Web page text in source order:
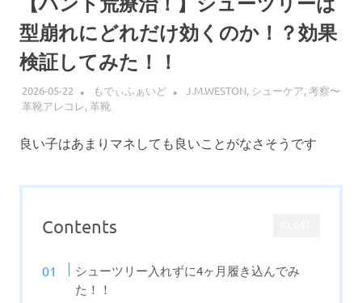
型崩れにどれだけ効くのか！？効果
検証してみた！！
2026-05-22 もでぃふぁいど J.M.WESTON, シューケア, 考察〜
革靴アレコレ,革靴
良い子はあまりマネしても良いことがなさそうです
Contents
シューツリー入れずに4ヶ月履き込んでみ
た！！